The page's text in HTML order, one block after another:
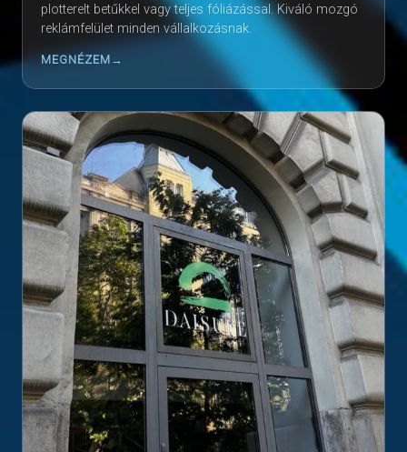
plotterelt betűkkel vagy teljes fóliázással. Kiváló mozgó
reklámfelület minden vállalkozásnak.
MEGNÉZEM